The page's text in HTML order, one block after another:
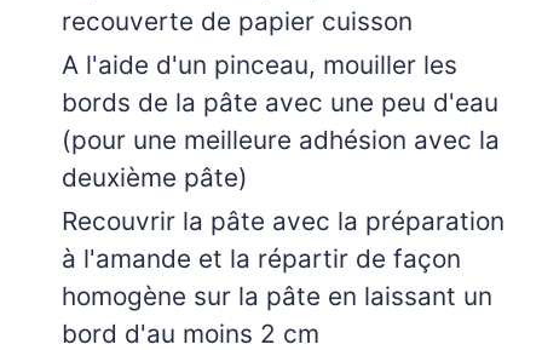
recouverte de papier cuisson
A l'aide d'un pinceau, mouiller les
bords de la pâte avec une peu d'eau
(pour une meilleure adhésion avec la
deuxième pâte)
Recouvrir la pâte avec la préparation
à l'amande et la répartir de façon
homogène sur la pâte en laissant un
bord d'au moins 2 cm